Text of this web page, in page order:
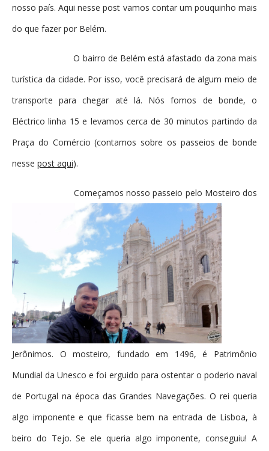
nosso país. Aqui nesse post vamos contar um pouquinho mais
do que fazer por Belém.
O bairro de Belém está afastado da zona mais
turística da cidade. Por isso, você precisará de algum meio de
transporte para chegar até lá. Nós fomos de bonde, o
Eléctrico linha 15 e levamos cerca de 30 minutos partindo da
Praça do Comércio (contamos sobre os passeios de bonde
nesse post aqui).
Começamos nosso passeio pelo Mosteiro dos
Jerônimos. O mosteiro, fundado em 1496, é Patrimônio
Mundial da Unesco e foi erguido para ostentar o poderio naval
de Portugal na época das Grandes Navegações. O rei queria
algo imponente e que ficasse bem na entrada de Lisboa, à
beiro do Tejo. Se ele queria algo imponente, conseguiu! A